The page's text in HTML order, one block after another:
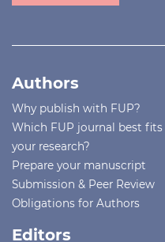
Authors
Why publish with FUP?
Which FUP journal best fits
your research?
Prepare your manuscript
Submission & Peer Review
Obligations for Authors
Editors